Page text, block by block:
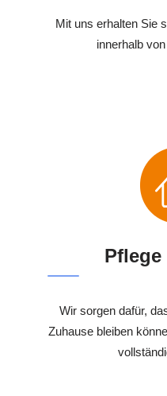
Mit uns erhalten Sie
innerhalb
Pflege
Wir sorgen dafür,
Zuhause bleiben